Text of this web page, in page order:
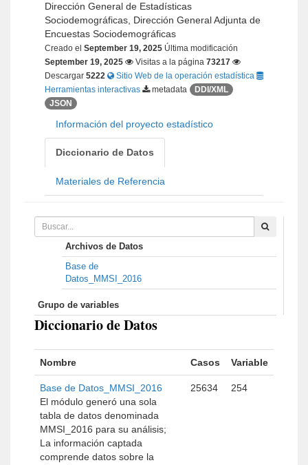
Dirección General de Estadísticas
Sociodemográficas, Dirección General Adjunta de
Encuestas Sociodemográficas
Creado el September 19, 2025 Última modificación
September 19, 2025
Visitas a la página 73217
Descargar 5222
Sitio Web de la operación estadística
Herramientas interactivas
metadata
DDI/XML
JSON
Información del proyecto estadístico
Diccionario de Datos
Materiales de Referencia
Archivos de Datos
Base de
Datos_MMSI_2016
Grupo de variables
Diccionario de Datos
Nombre Casos Variable
Base de Datos_MMSI_2016
El módulo generó una sola
tabla de datos denominada
MMSI_2016 para su análisis;
La información captada
comprende datos sobre la
25634 254